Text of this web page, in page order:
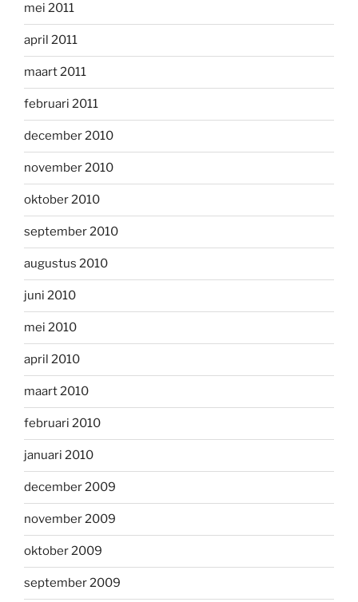
mei 2011
april 2011
maart 2011
februari 2011
december 2010
november 2010
oktober 2010
september 2010
augustus 2010
juni 2010
mei 2010
april 2010
maart 2010
februari 2010
januari 2010
december 2009
november 2009
oktober 2009
september 2009